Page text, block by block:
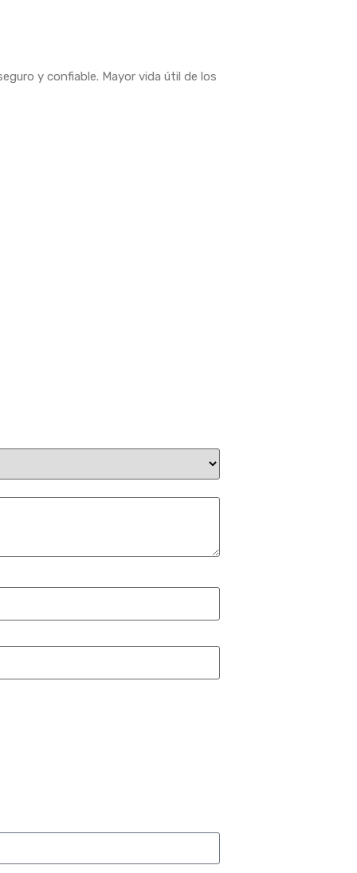
y confiable. Mayor vida útil de los